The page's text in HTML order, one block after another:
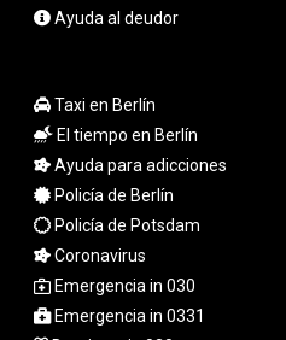
SLE 28.445176
23929.673396
STN 24.499696
SVC 10.085875
SZL 18.722767
THB 38.210709
TJS 10.633568
TMT 4.058036
TND 3.386358
TRY 55.144784
Ayuda al deudor
Taxi en Berlín
El tiempo en Berlín
Ayuda para adicciones
Policía de Berlín
Policía de Potsdam
Coronavirus
Emergencia in 030
Emergencia in 0331